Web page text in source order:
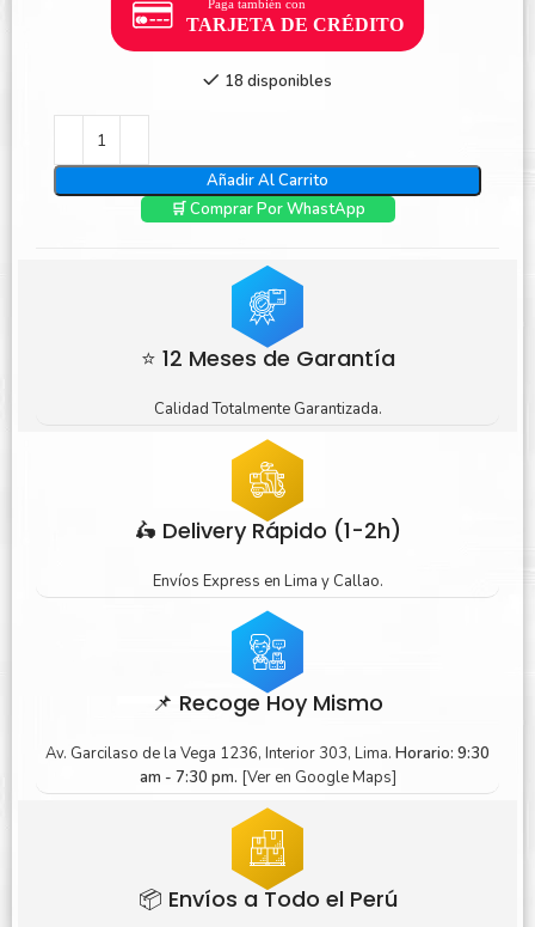
18 disponibles
Añadir Al Carrito
🛒 Comprar Por WhastApp
⭐ 12 Meses de Garantía
Calidad Totalmente Garantizada.
🛵 Delivery Rápido (1-2h)
Envíos Express en Lima y Callao.
📌 Recoge Hoy Mismo
Av. Garcilaso de la Vega 1236, Interior 303, Lima. Horario: 9:30
am - 7:30 pm. [Ver en Google Maps]
📦 Envíos a Todo el Perú